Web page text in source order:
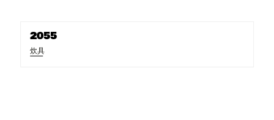
2055
炊具